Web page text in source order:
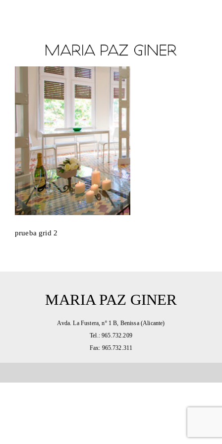
prueba grid 2
MARIA PAZ GINER
Avda. La Fustera, nº 1 B, Benissa (Alicante)
Tel.: 965.732.209
Fax: 965.732.311